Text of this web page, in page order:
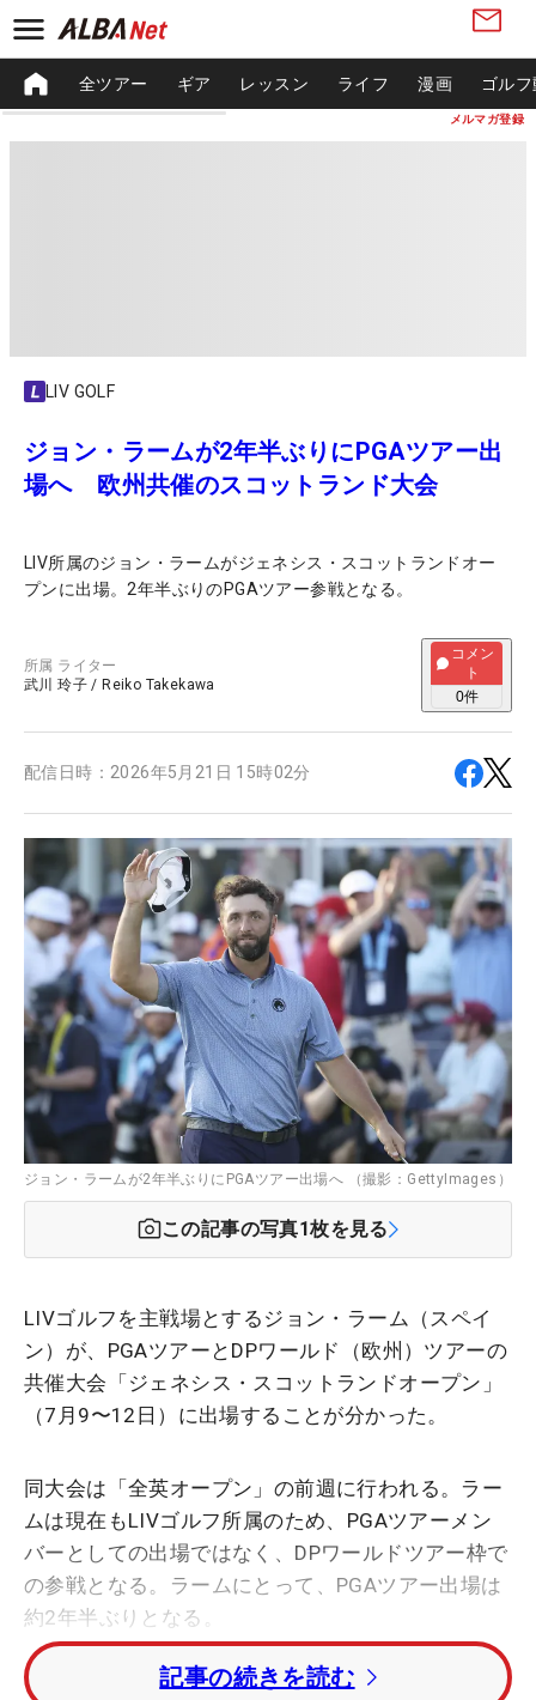
メルマガ登録
全ツアー ギア レッスン ライフ 漫画 ゴル
LIV GOLF
ジョン・ラームが2年半ぶりにPGAツアー出
場へ 欧州共催のスコットランド大会
LIV所属のジョン・ラームがジェネシス・スコットランドオー
プンに出場。2年半ぶりのPGAツアー参戦となる。
所属 ライター
武川 玲子 / Reiko Takekawa
コメン
ト
0件
配信日時： 2026年5月21日 15時02分
ジョン・ラームが2年半ぶりにPGAツアー出場へ （撮影：GettyImages）
この記事の写真1枚を見る
LIVゴルフを主戦場とするジョン・ラーム（スペイ
ン）が、PGAツアーとDPワールド（欧州）ツアーの
共催大会「ジェネシス・スコットランドオープン」
（7月9〜12日）に出場することが分かった。
同大会は「全英オープン」の前週に行われる。ラー
ムは現在もLIVゴルフ所属のため、PGAツアーメン
バーとしての出場ではなく、DPワールドツアー枠で
の参戦となる。ラームにとって、PGAツアー出場は
約2年半ぶりとなる。
ラームは5月5日にDPワールドツアーと和解し、未払
記事の続きを読む